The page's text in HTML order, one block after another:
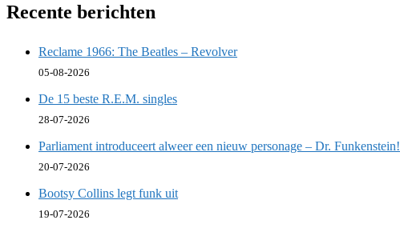
Recente berichten
Reclame 1966: The Beatles – Revolver
05-08-2026
De 15 beste R.E.M. singles
28-07-2026
Parliament introduceert alweer een nieuw personage – Dr. Funkenstein!
20-07-2026
Bootsy Collins legt funk uit
19-07-2026